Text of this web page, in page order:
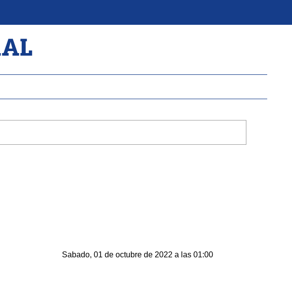
Sabado, 01 de octubre de 2022 a las 01:00